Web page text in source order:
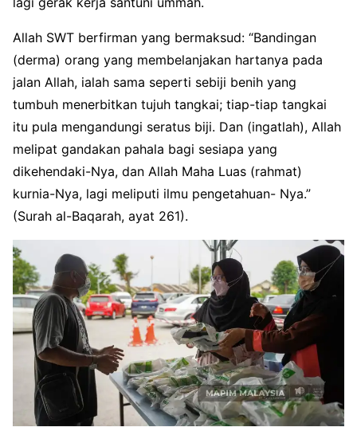
Allah SWT berfirman yang bermaksud: “Bandingan
(derma) orang yang membelanjakan hartanya pada
jalan Allah, ialah sama seperti sebiji benih yang
tumbuh menerbitkan tujuh tangkai; tiap-tiap tangkai
itu pula mengandungi seratus biji. Dan (ingatlah), Allah
melipat gandakan pahala bagi sesiapa yang
dikehendaki-Nya, dan Allah Maha Luas (rahmat)
kurnia-Nya, lagi meliputi ilmu pengetahuan- Nya.”
(Surah al-Baqarah, ayat 261).